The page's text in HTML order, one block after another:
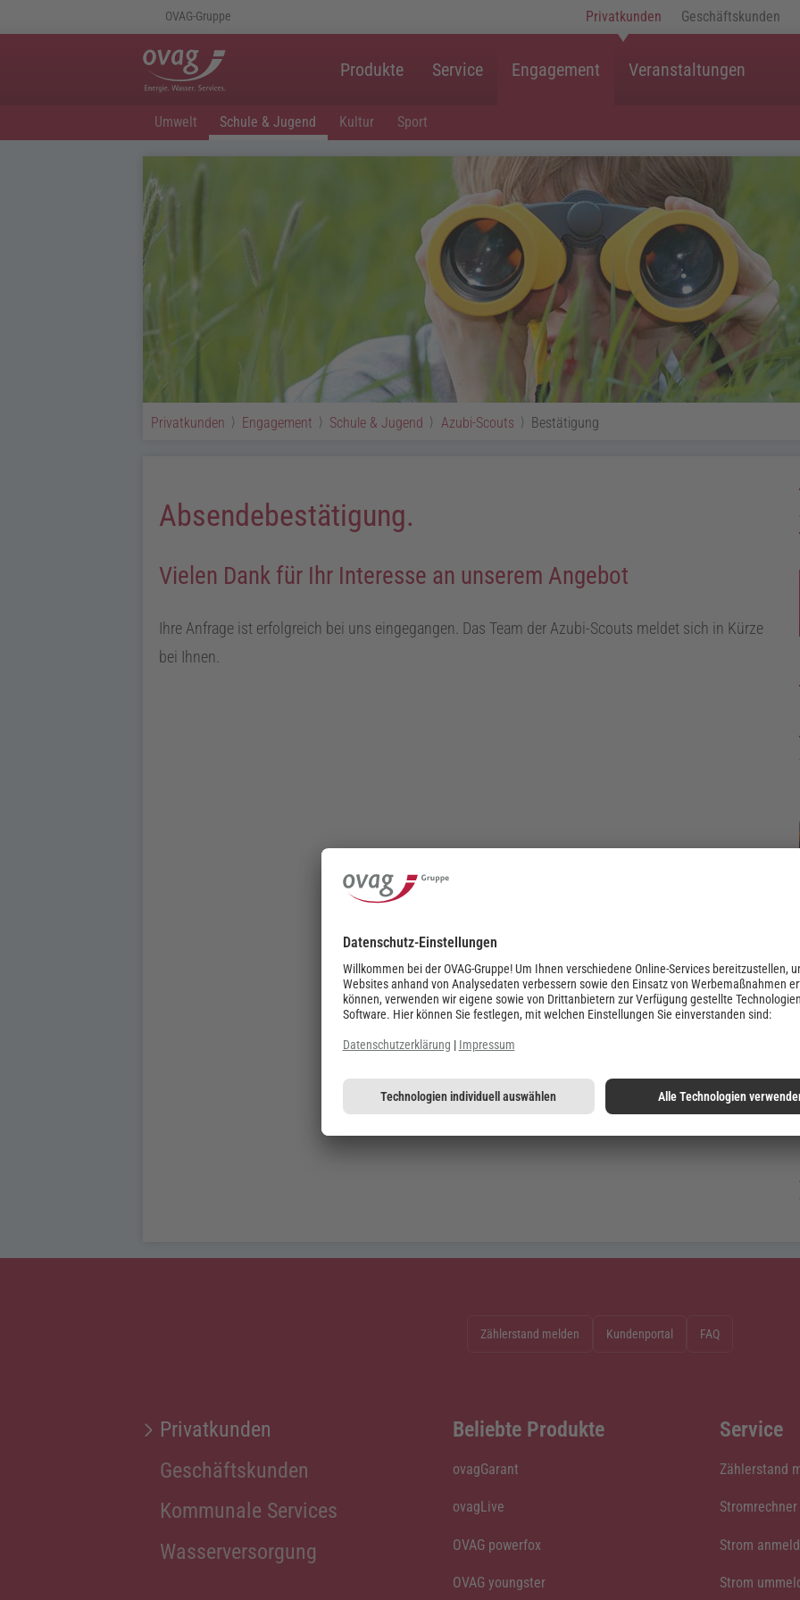
OVAG-Gruppe Privatkunden Geschäftskunden
Produkte Service Engagement
Umwelt Schule & Jugend Kultur Sport
Veranstaltungen
Privatkunden Engagement Schule & Jugend Azubi-Scouts Bestätigung
Absendebestätigung.
Vielen Dank für Ihr Interesse an unserem Angebot
Ihre Anfrage ist erfolgreich bei uns eingegangen. Das Team der Azubi-Scouts meldet sich in Kürze
bei Ihnen.
v
Zählerstand melden Kundenportal FAQ
Privatkunden
Geschäftskunden
Kommunale Services
Wasserversorgung
Beliebte Produkte
ovagGarant
ovagLive
OVAG powerfox
OVAG youngster
Service
Zählerstand
Stromrechner
Strom
Strom